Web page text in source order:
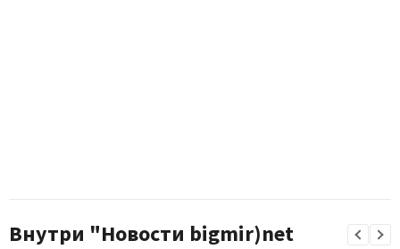
Внутри "Новости bigmir)net